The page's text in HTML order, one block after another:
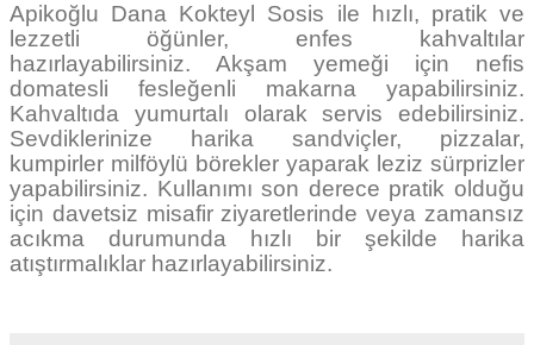
Apikoğlu Dana Kokteyl Sosis ile hızlı, pratik ve
lezzetli öğünler, enfes kahvaltılar
hazırlayabilirsiniz. Akşam yemeği için nefis
domatesli fesleğenli makarna yapabilirsiniz.
Kahvaltıda yumurtalı olarak servis edebilirsiniz.
Sevdiklerinize harika sandviçler, pizzalar,
kumpirler milföylü börekler yaparak leziz sürprizler
yapabilirsiniz. Kullanımı son derece pratik olduğu
için davetsiz misafir ziyaretlerinde veya zamansız
acıkma durumunda hızlı bir şekilde harika
atıştırmalıklar hazırlayabilirsiniz.